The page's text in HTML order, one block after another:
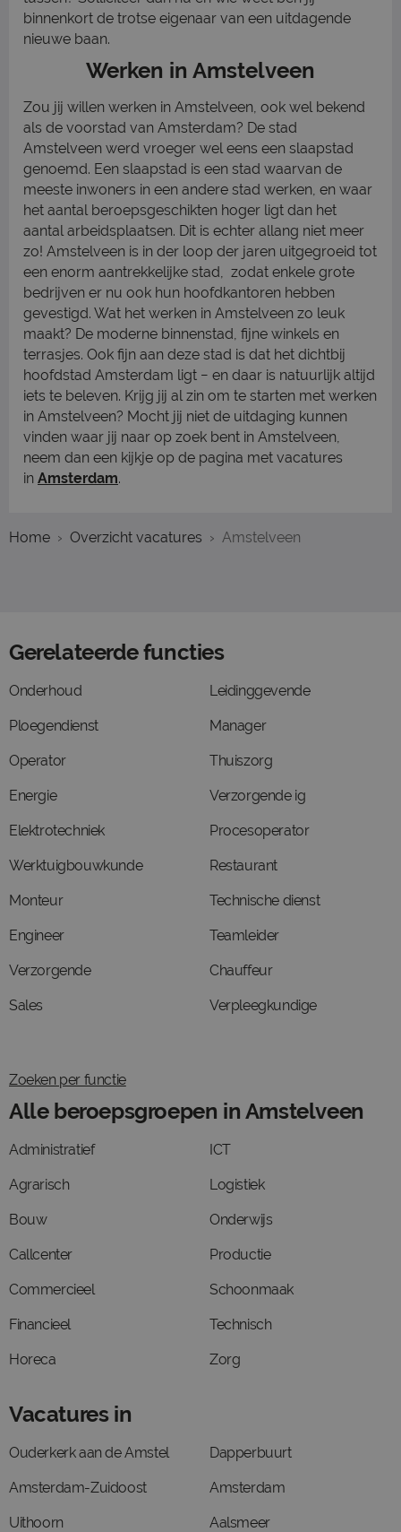
binnenkort de trotse eigenaar van een uitdagende
nieuwe baan.
Werken in Amstelveen
Zou jij willen werken in Amstelveen, ook wel bekend
als de voorstad van Amsterdam? De stad
Amstelveen werd vroeger wel eens een slaapstad
genoemd. Een slaapstad is een stad waarvan de
meeste inwoners in een andere stad werken, en waar
het aantal beroepsgeschikten hoger ligt dan het
aantal arbeidsplaatsen. Dit is echter allang niet meer
zo! Amstelveen is in der loop der jaren uitgegroeid tot
een enorm aantrekkelijke stad, zodat enkele grote
bedrijven er nu ook hun hoofdkantoren hebben
gevestigd. Wat het werken in Amstelveen zo leuk
maakt? De moderne binnenstad, fijne winkels en
terrasjes. Ook fijn aan deze stad is dat het dichtbij
hoofdstad Amsterdam ligt − en daar is natuurlijk altijd
iets te beleven. Krijg jij al zin om te starten met werken
in Amstelveen? Mocht jij niet de uitdaging kunnen
vinden waar jij naar op zoek bent in Amstelveen,
neem dan een kijkje op de pagina met vacatures
in Amsterdam.
Home Overzicht vacatures Amstelveen
Gerelateerde functies
Onderhoud
Ploegendienst
Operator
Energie
Elektrotechniek
Werktuigbouwkunde
Monteur
Engineer
Verzorgende
Sales
Leidinggevende
Manager
Thuiszorg
Verzorgende ig
Procesoperator
Restaurant
Technische dienst
Teamleider
Chauffeur
Verpleegkundige
Zoeken per functie
Alle beroepsgroepen in Amstelveen
Administratief
Agrarisch
Bouw
Callcenter
Commercieel
Financieel
Horeca
ICT
Logistiek
Onderwijs
Productie
Schoonmaak
Technisch
Zorg
Vacatures in
Ouderkerk aan de Amstel
Amsterdam-Zuidoost
Uithoorn
Dapperbuurt
Amsterdam
Aalsmeer